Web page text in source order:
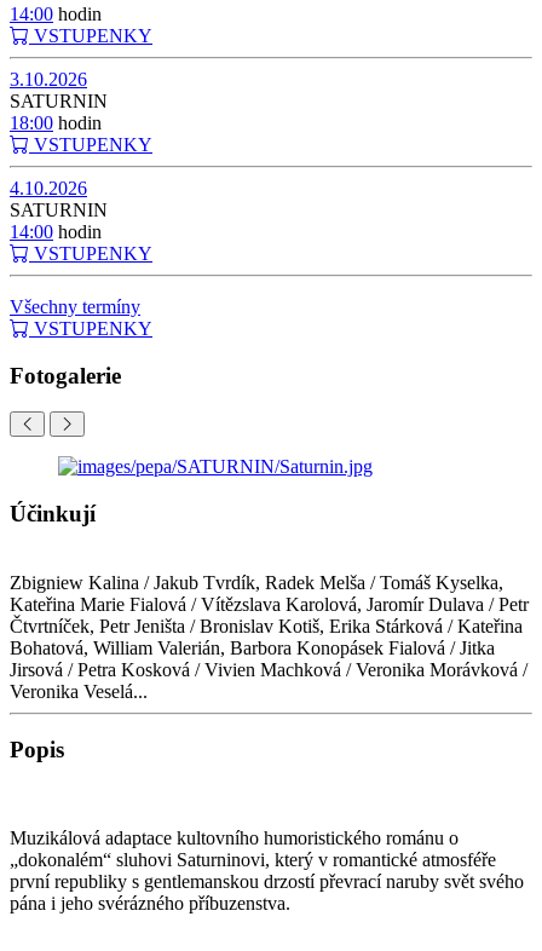
14:00 hodin
VSTUPENKY
3.10.2026
SATURNIN
18:00 hodin
VSTUPENKY
4.10.2026
SATURNIN
14:00 hodin
VSTUPENKY
Všechny termíny
VSTUPENKY
Fotogalerie
Účinkují
Zbigniew Kalina / Jakub Tvrdík, Radek Melša / Tomáš Kyselka,
Kateřina Marie Fialová / Vítězslava Karolová, Jaromír Dulava / Petr
Čtvrtníček, Petr Jeništa / Bronislav Kotiš, Erika Stárková / Kateřina
Bohatová, William Valerián, Barbora Konopásek Fialová / Jitka
Jirsová / Petra Kosková / Vivien Machková / Veronika Morávková /
Veronika Veselá...
Popis
Muzikálová adaptace kultovního humoristického románu o
„dokonalém“ sluhovi Saturninovi, který v romantické atmosféře
první republiky s gentlemanskou drzostí převrací naruby svět svého
pána i jeho svérázného příbuzenstva.